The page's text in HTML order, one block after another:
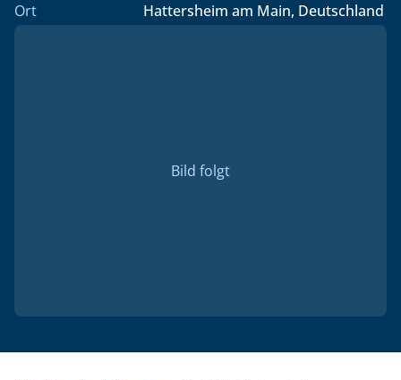
Bild folgt
Ort Hattersheim am Main, Deutschland